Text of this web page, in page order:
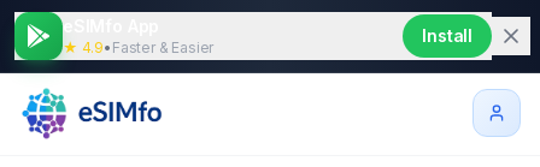
★ 4.9• Faster & Easier
Install